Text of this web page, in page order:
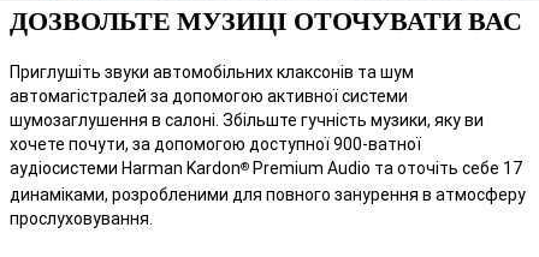
ДОЗВОЛЬТЕ МУЗИЦІ ОТОЧУВАТИ ВАС
Приглушіть звуки автомобільних клаксонів та шум
автомагістралей за допомогою активної системи
шумозаглушення в салоні. Збільште гучність музики, яку ви
хочете почути, за допомогою доступної 900-ватної
аудіосистеми Harman Kardon® Premium Audio та оточіть себе 17
динаміками, розробленими для повного занурення в атмосферу
прослуховування.